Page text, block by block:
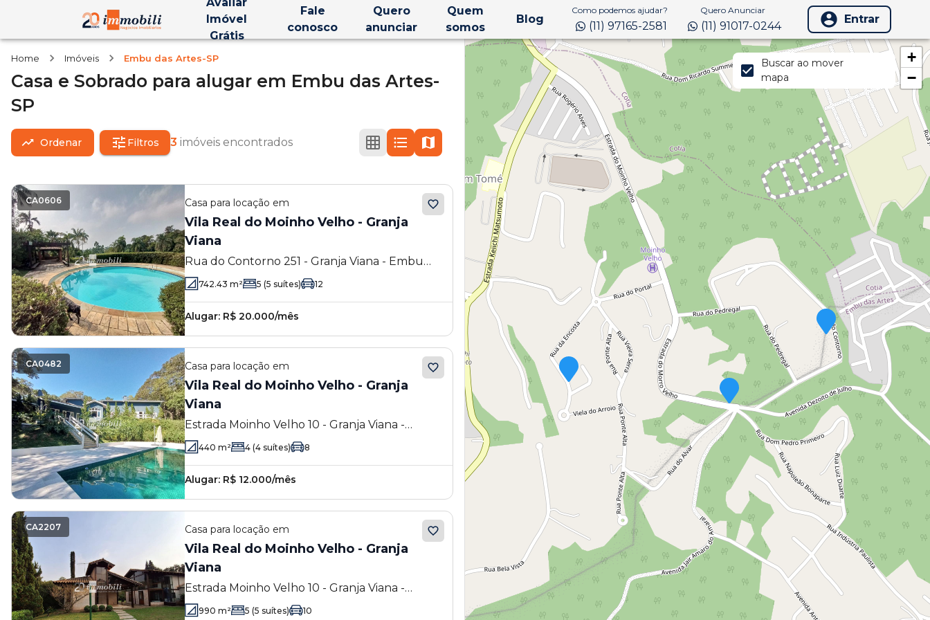
Imóvel
Grátis
Fale
conosco
Quero
anunciar
Quem
somos
Blog
Como podemos ajudar?
(11) 97165-2581
Quero Anunciar
(11) 91017-0244 Entrar
Home Imóveis Embu das Artes-SP
Casa e Sobrado para alugar em Embu das Artes-
SP
Ordenar Filtros 3 imóveis encontrados
CA0606 Casa para locação em
Vila Real do Moinho Velho - Granja
Viana
Rua do Contorno 251 - Granja Viana - Embu
das Artes - SP
742.43 m² 5 (5 suítes) 12
Alugar: R$ 20.000/mês
CA0482 Casa para locação em
Vila Real do Moinho Velho - Granja
Viana
Estrada Moinho Velho 10 - Granja Viana -
Embu das Artes - SP
440 m² 4 (4 suítes) 8
Alugar: R$ 12.000/mês
CA2207 Casa para locação em
Vila Real do Moinho Velho - Granja
Viana
Estrada Moinho Velho 10 - Granja Viana -
Embu das Artes - SP
990 m² 5 (5 suítes) 10
+
−
Buscar ao mover
mapa